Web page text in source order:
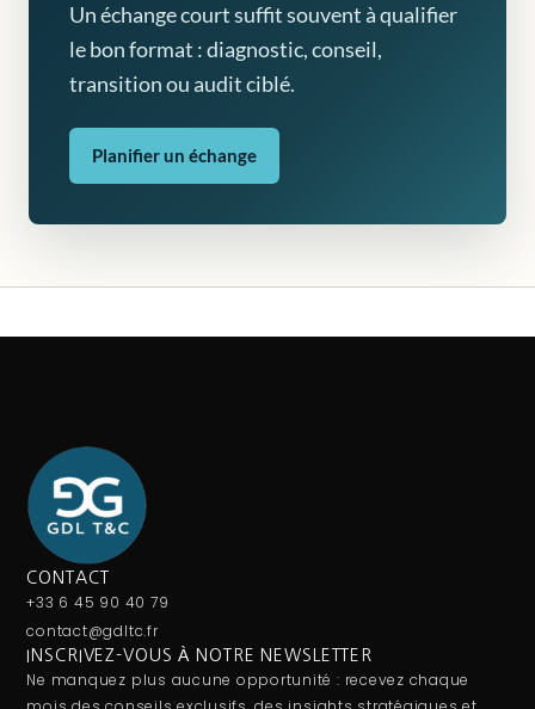
Un échange court suffit souvent à qualifier
le bon format : diagnostic, conseil,
transition ou audit ciblé.
Planifier un échange
CONTACT
+33 6 45 90 40 79
contact@gdltc.fr
INSCRIVEZ-VOUS À NOTRE NEWSLETTER
Ne manquez plus aucune opportunité : recevez chaque